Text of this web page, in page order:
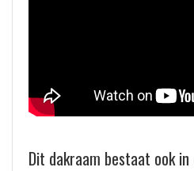
Dit dakraam bestaat ook